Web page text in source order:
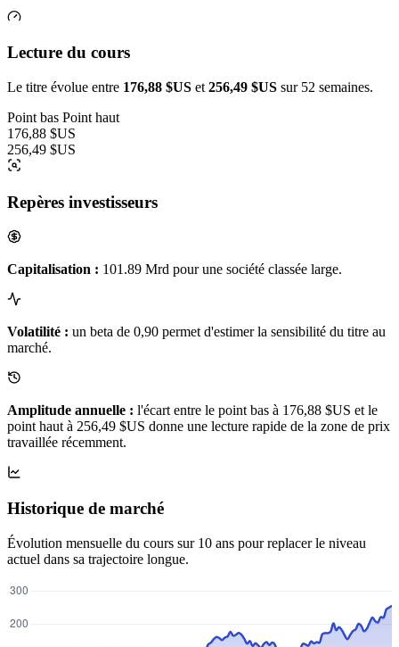
Lecture du cours
Le titre évolue entre 176,88 $US et 256,49 $US sur 52 semaines.
Point bas Point haut
176,88 $US
256,49 $US
Repères investisseurs
Capitalisation : 101.89 Mrd pour une société classée large.
Volatilité : un beta de 0,90 permet d'estimer la sensibilité du titre au
marché.
Amplitude annuelle : l'écart entre le point bas à 176,88 $US et le
point haut à 256,49 $US donne une lecture rapide de la zone de prix
travaillée récemment.
Historique de marché
Évolution mensuelle du cours sur 10 ans pour replacer le niveau
actuel dans sa trajectoire longue.